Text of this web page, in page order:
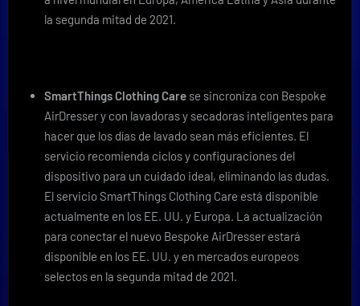
la segunda mitad de 2021.
SmartThings Clothing Care se sincroniza con Bespoke
AirDresser y con lavadoras y secadoras inteligentes para
hacer que los días de lavado sean más eficientes. El
servicio recomienda ciclos y configuraciones del
dispositivo para un cuidado ideal, eliminando las dudas.
El servicio SmartThings Clothing Care está disponible
actualmente en los EE. UU. y Europa. La actualización
para conectar el nuevo Bespoke AirDresser estará
disponible en los EE. UU. y en mercados europeos
selectos en la segunda mitad de 2021.